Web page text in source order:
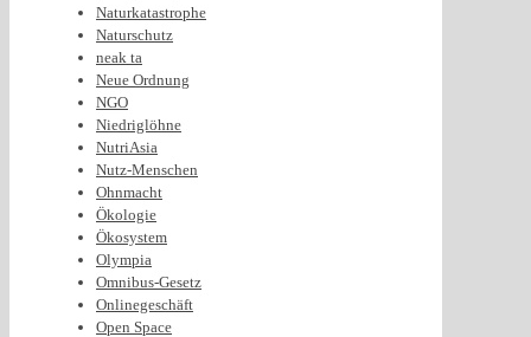
Naturkatastrophe
Naturschutz
neak ta
Neue Ordnung
NGO
Niedriglöhne
NutriAsia
Nutz-Menschen
Ohnmacht
Ökologie
Ökosystem
Olympia
Omnibus-Gesetz
Onlinegeschäft
Open Space